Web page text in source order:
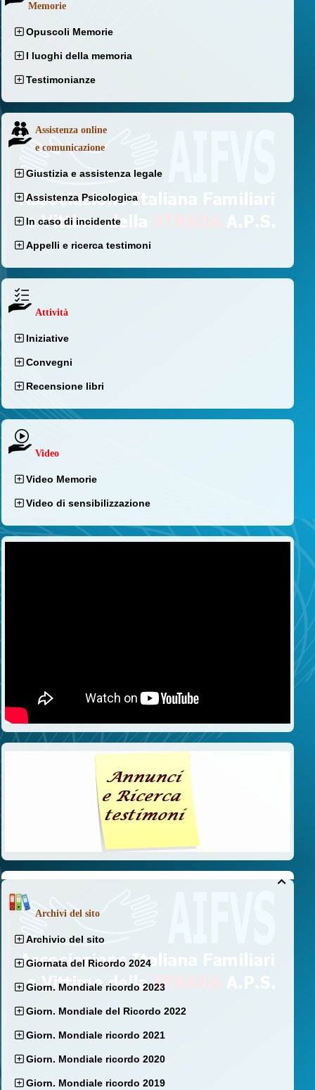
Memorie
Opuscoli Memorie
I luoghi della memoria
Testimonianze
Assistenza online
e comunicazione
Giustizia e assistenza legale
Assistenza Psicologica
In caso di incidente
Appelli e ricerca testimoni
Attività
Iniziative
Convegni
Recensione libri
Video
Video Memorie
Video di sensibilizzazione

Archivi del sito
Archivio del sito
Giornata del Ricordo 2024
Giorn. Mondiale ricordo 2023
Giorn. Mondiale del Ricordo 2022
Giorn. Mondiale ricordo 2021
Giorn. Mondiale ricordo 2020
Giorn. Mondiale ricordo 2019